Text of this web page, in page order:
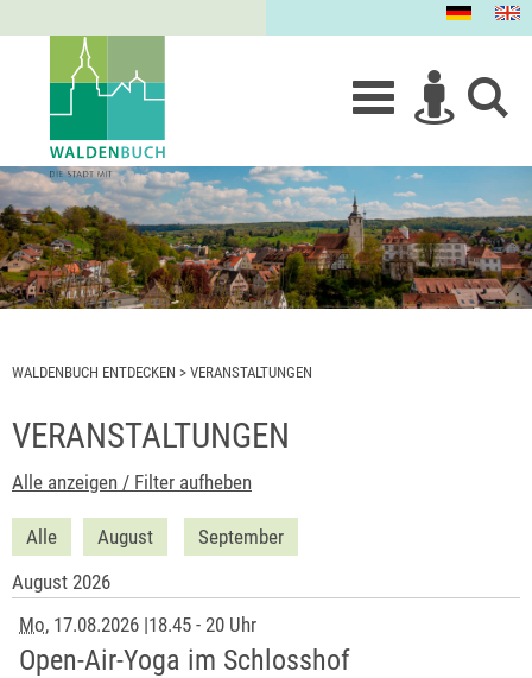
WALDENBUCH ENTDECKEN > VERANSTALTUNGEN
VERANSTALTUNGEN
Alle anzeigen / Filter aufheben
Alle August
September
August 2026
Mo, 17.08.2026 |18.45 - 20 Uhr
Open-Air-Yoga im Schlosshof